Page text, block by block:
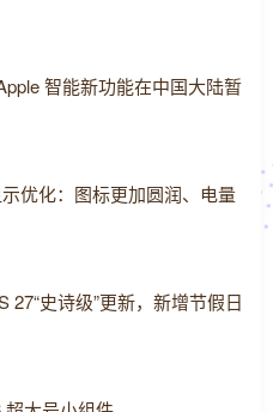
智能新功能在中国大陆暂
优化：图标更加圆润、电量
史诗级”更新，新增节假日